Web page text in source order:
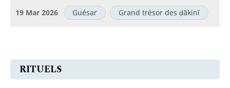
Guésar Grand trésor des ḍākinī
19 Mar 2026
RITUELS